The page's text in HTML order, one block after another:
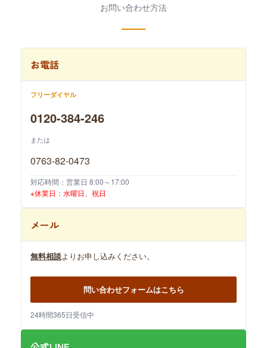
お問い合わせ方法
お電話
フリーダイヤル
0120-384-246
または
0763-82-0473
対応時間：営業日 8:00～17:00
※休業日：水曜日、祝日
メール
無料相談よりお申し込みください。
問い合わせフォームはこちら
24時間365日受信中